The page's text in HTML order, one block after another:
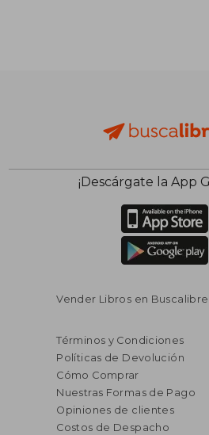
¡Descárgate la App
Vender Libros en Buscalibre
Términos y Condiciones
Políticas de Devolución
Cómo Comprar
Nuestras Formas de Pago
Opiniones de clientes
Costos de Despacho